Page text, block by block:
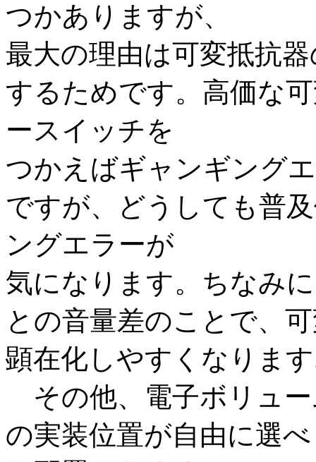
つかありますが、
最大の理由は可変抵抗
するためです。高価な
ースイッチを
つかえばギャンギング
ですが、どうしても普
ングエラーが
気になります。ちなみ
との音量差のことで、
顕在化しやすくなりま
その他、電子ボリュ
の実装位置が自由に選